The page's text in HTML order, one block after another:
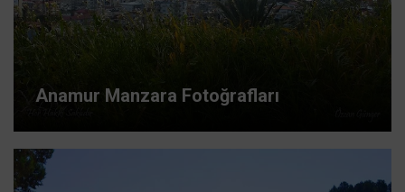
Anamur Manzara Fotoğrafları